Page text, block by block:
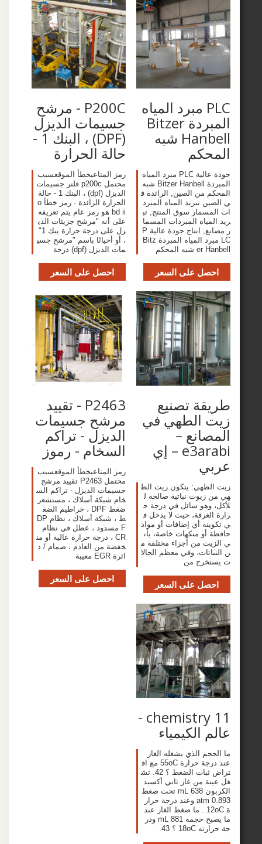
PLC مبرد المياه
المبردة Bitzer
Hanbell شبه
جودة عالية PLC مبرد المياه
المبردة Bitzer Hanbell شبه
من الصين, الرائدة ف
تبريد المياه المبرد
سوق المنتج, تب
المبردات المسما
ر مصانع, انتاج جودة عالية P
LC مبرد المياه المبردة Bitz
على السعر
P200C - مرشح
جسيمات الديزل
(DPF) ، البنك 1 -
حالة الحرارة
رمز المتاعبخطأ الموقعسبب
محتمل p200c فلتر جسيمات
الديزل (dpf) ، البنك 1 - حالة
الحرارة الزائدة - رمز خطأ o
bd ii هو رمز عام يتم تعريفه
على أنه "مرشح جزيئات الدي
زل على درجة حرارة بنك 1"
، أو أحيانًا باسم "مرشح جسي
مات الديزل (dpf) درجة
احصل على السعر
تصنيع
الطهي في
–
e3arabi – إي
يتكون زيت الط
نباتية صالحة ل
وهو سائل في درجة ح
حيث لا يدخل ف
أي إضافات أو مواد
منكهات خاصة، يأت
من أجزاء مختلفة م
وفي معظم الحالا
على السعر
P2463 - تقييد
مرشح جسيمات
الديزل - تراكم
السخام - رموز
رمز المتاعبخطأ الموقعسبب
محتمل P2463 تقييد مرشح
جسيمات الديزل - تراكم الس
خام شبكة أسلاك ، مستشعر
ضغط DPF ، خراطيم الضغ
ط ، شبكة أسلاك ، نظام DP
F مسدود ، عطل في نظام
CR ، درجة حرارة عالية أو من
خفضة من العادم ، صمام / د
ائرة EGR معيبة
احصل على السعر
chemistry 11 -
الكيمياء
الذي يشغله الغاز
عند درجة حرارة 55oC مع اف
تراض ثبات الضغط ؟ 42. تش
من غاز ثاني أكسيد
الكربون 638 mL تحت ضغط
0.893 atm وعند درجة حرار
ة 12oC . ما ضغط الغاز عند
ما يصبح حجمه 881 mL ودر